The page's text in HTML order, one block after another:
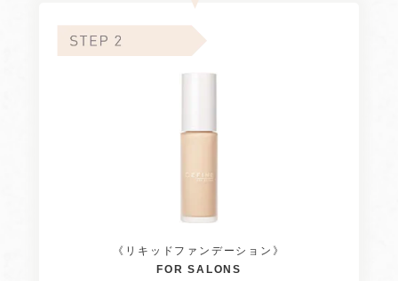
《リキッドファンデーション》
FOR SALONS